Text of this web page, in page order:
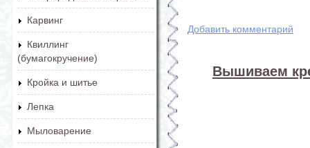
Карвинг
Квиллинг
(бумагокручение)
Кройка и шитье
Лепка
Мыловарение
Добавить комментарий
Вышиваем